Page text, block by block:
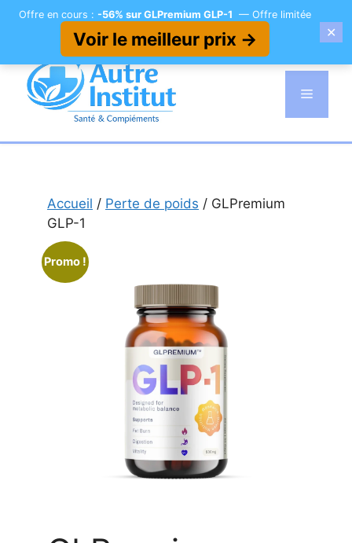
contenu
Menu
Accueil / Perte de poids / GLPremium
GLP-1
Promo !
Offre en cours : -56% sur GLPremium GLP-1 — Offre limitée
Voir le meilleur prix → ✕